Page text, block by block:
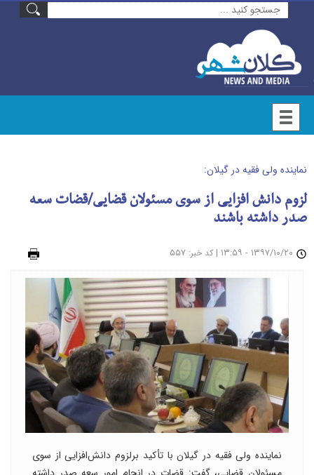
نماینده ولی فقیه در گیلان:
لزوم دانش افزایی از سوی مسئولان قضایی/قضات سعه
صدر داشته باشند
| کد خبر: ۵۵۷
نماینده ولی فقیه در گیلان با تأکید برلزوم دانش‌افزایی از سوی